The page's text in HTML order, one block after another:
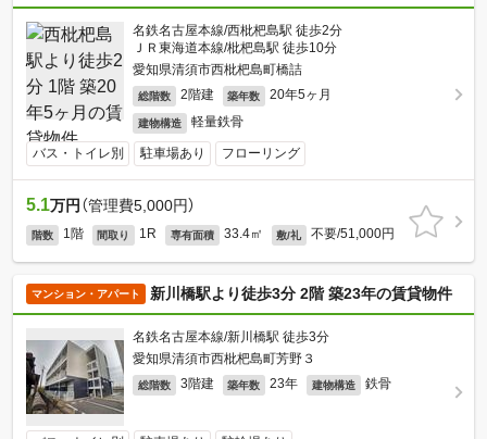
名鉄名古屋本線/西枇杷島駅 徒歩2分
ＪＲ東海道本線/枇杷島駅 徒歩10分
愛知県清須市西枇杷島町橋詰
総階数 2階建 築年数 20年5ヶ月
建物構造 軽量鉄骨
バス・トイレ別 駐車場あり フローリング
5.1万円 （管理費5,000円）
階数 1階 間取り 1R 専有面積 33.4㎡ 敷/礼 不要/51,000円
マンション・アパート 新川橋駅より徒歩3分 2階 築23年の賃貸物件
名鉄名古屋本線/新川橋駅 徒歩3分
愛知県清須市西枇杷島町芳野３
総階数 3階建 築年数 23年 建物構造 鉄骨